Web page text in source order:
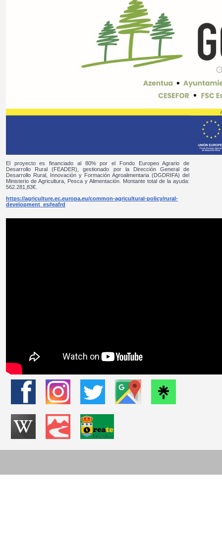
El proyecto es financiado al 80% por el Fondo Europeo Agrario de
Desarrollo Rural (FEADER), gestionado por la Dirección General de
Desarrollo Rural, Innovación y Formación Agroalimentaria (DGDRIFA) del
Ministerio de Agricultura, Pesca y Alimentación. Montante total de la ayuda:
562.281,83€.
https://agriculture.ec.europa.eu/common-agricultural-policy/rural-
development_es#eafrd